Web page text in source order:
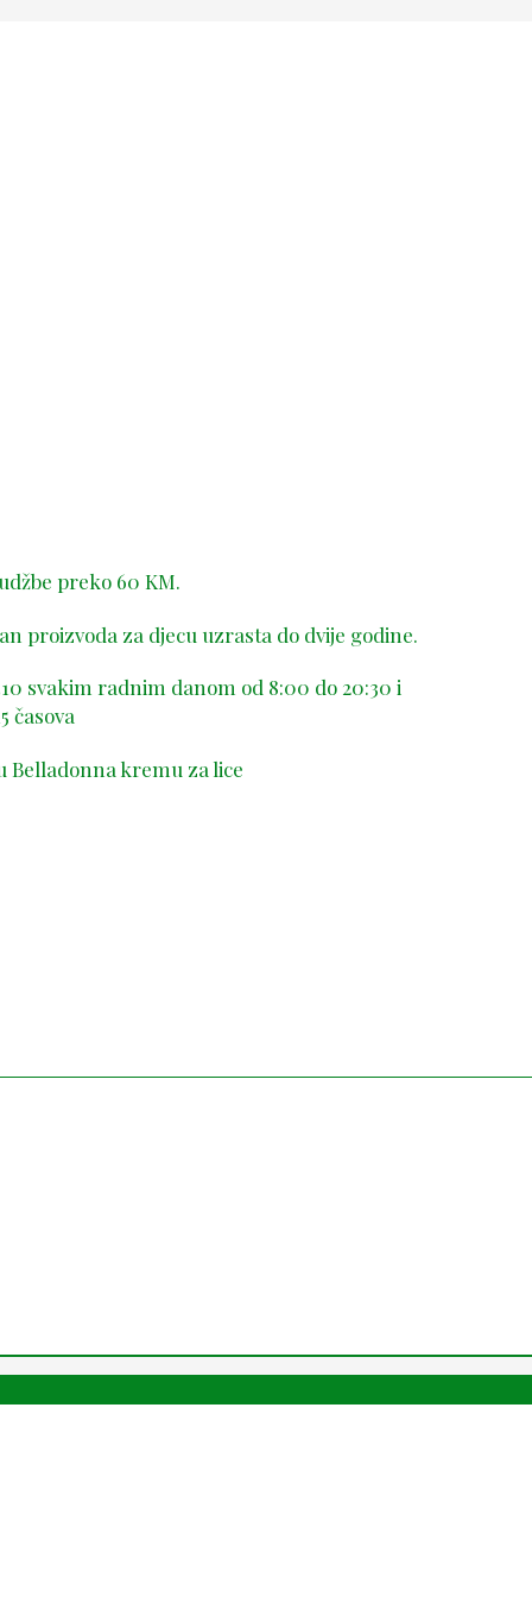
preko 60 KM.
proizvoda za djecu uzrasta do dvije godine.
svakim radnim danom od 8:00 do 20:30 i
časova
Belladonna kremu za lice